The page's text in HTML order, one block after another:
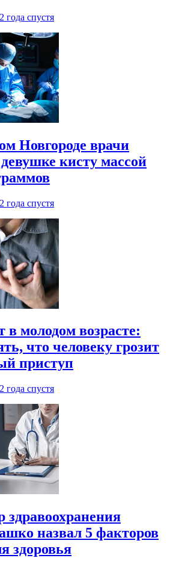
2 года спустя
Новгороде врачи
кисту массой
2 года спустя
молодом возрасте:
что человеку грозит
приступ
2 года спустя
назвал 5 факторов
здоровья